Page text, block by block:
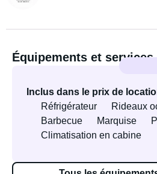
Équipements et services
Inclus dans le prix de
Réfrigérateur
Rideaux
Barbecue
Marquise
Climatisation en cabine